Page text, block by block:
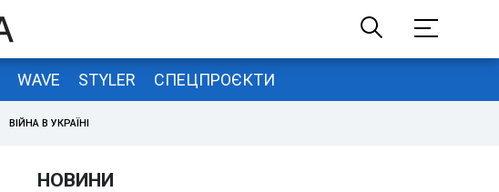
WAVE STYLER СПЕЦПРОЄКТИ
ВІЙНА В УКРАЇНІ
НОВИНИ